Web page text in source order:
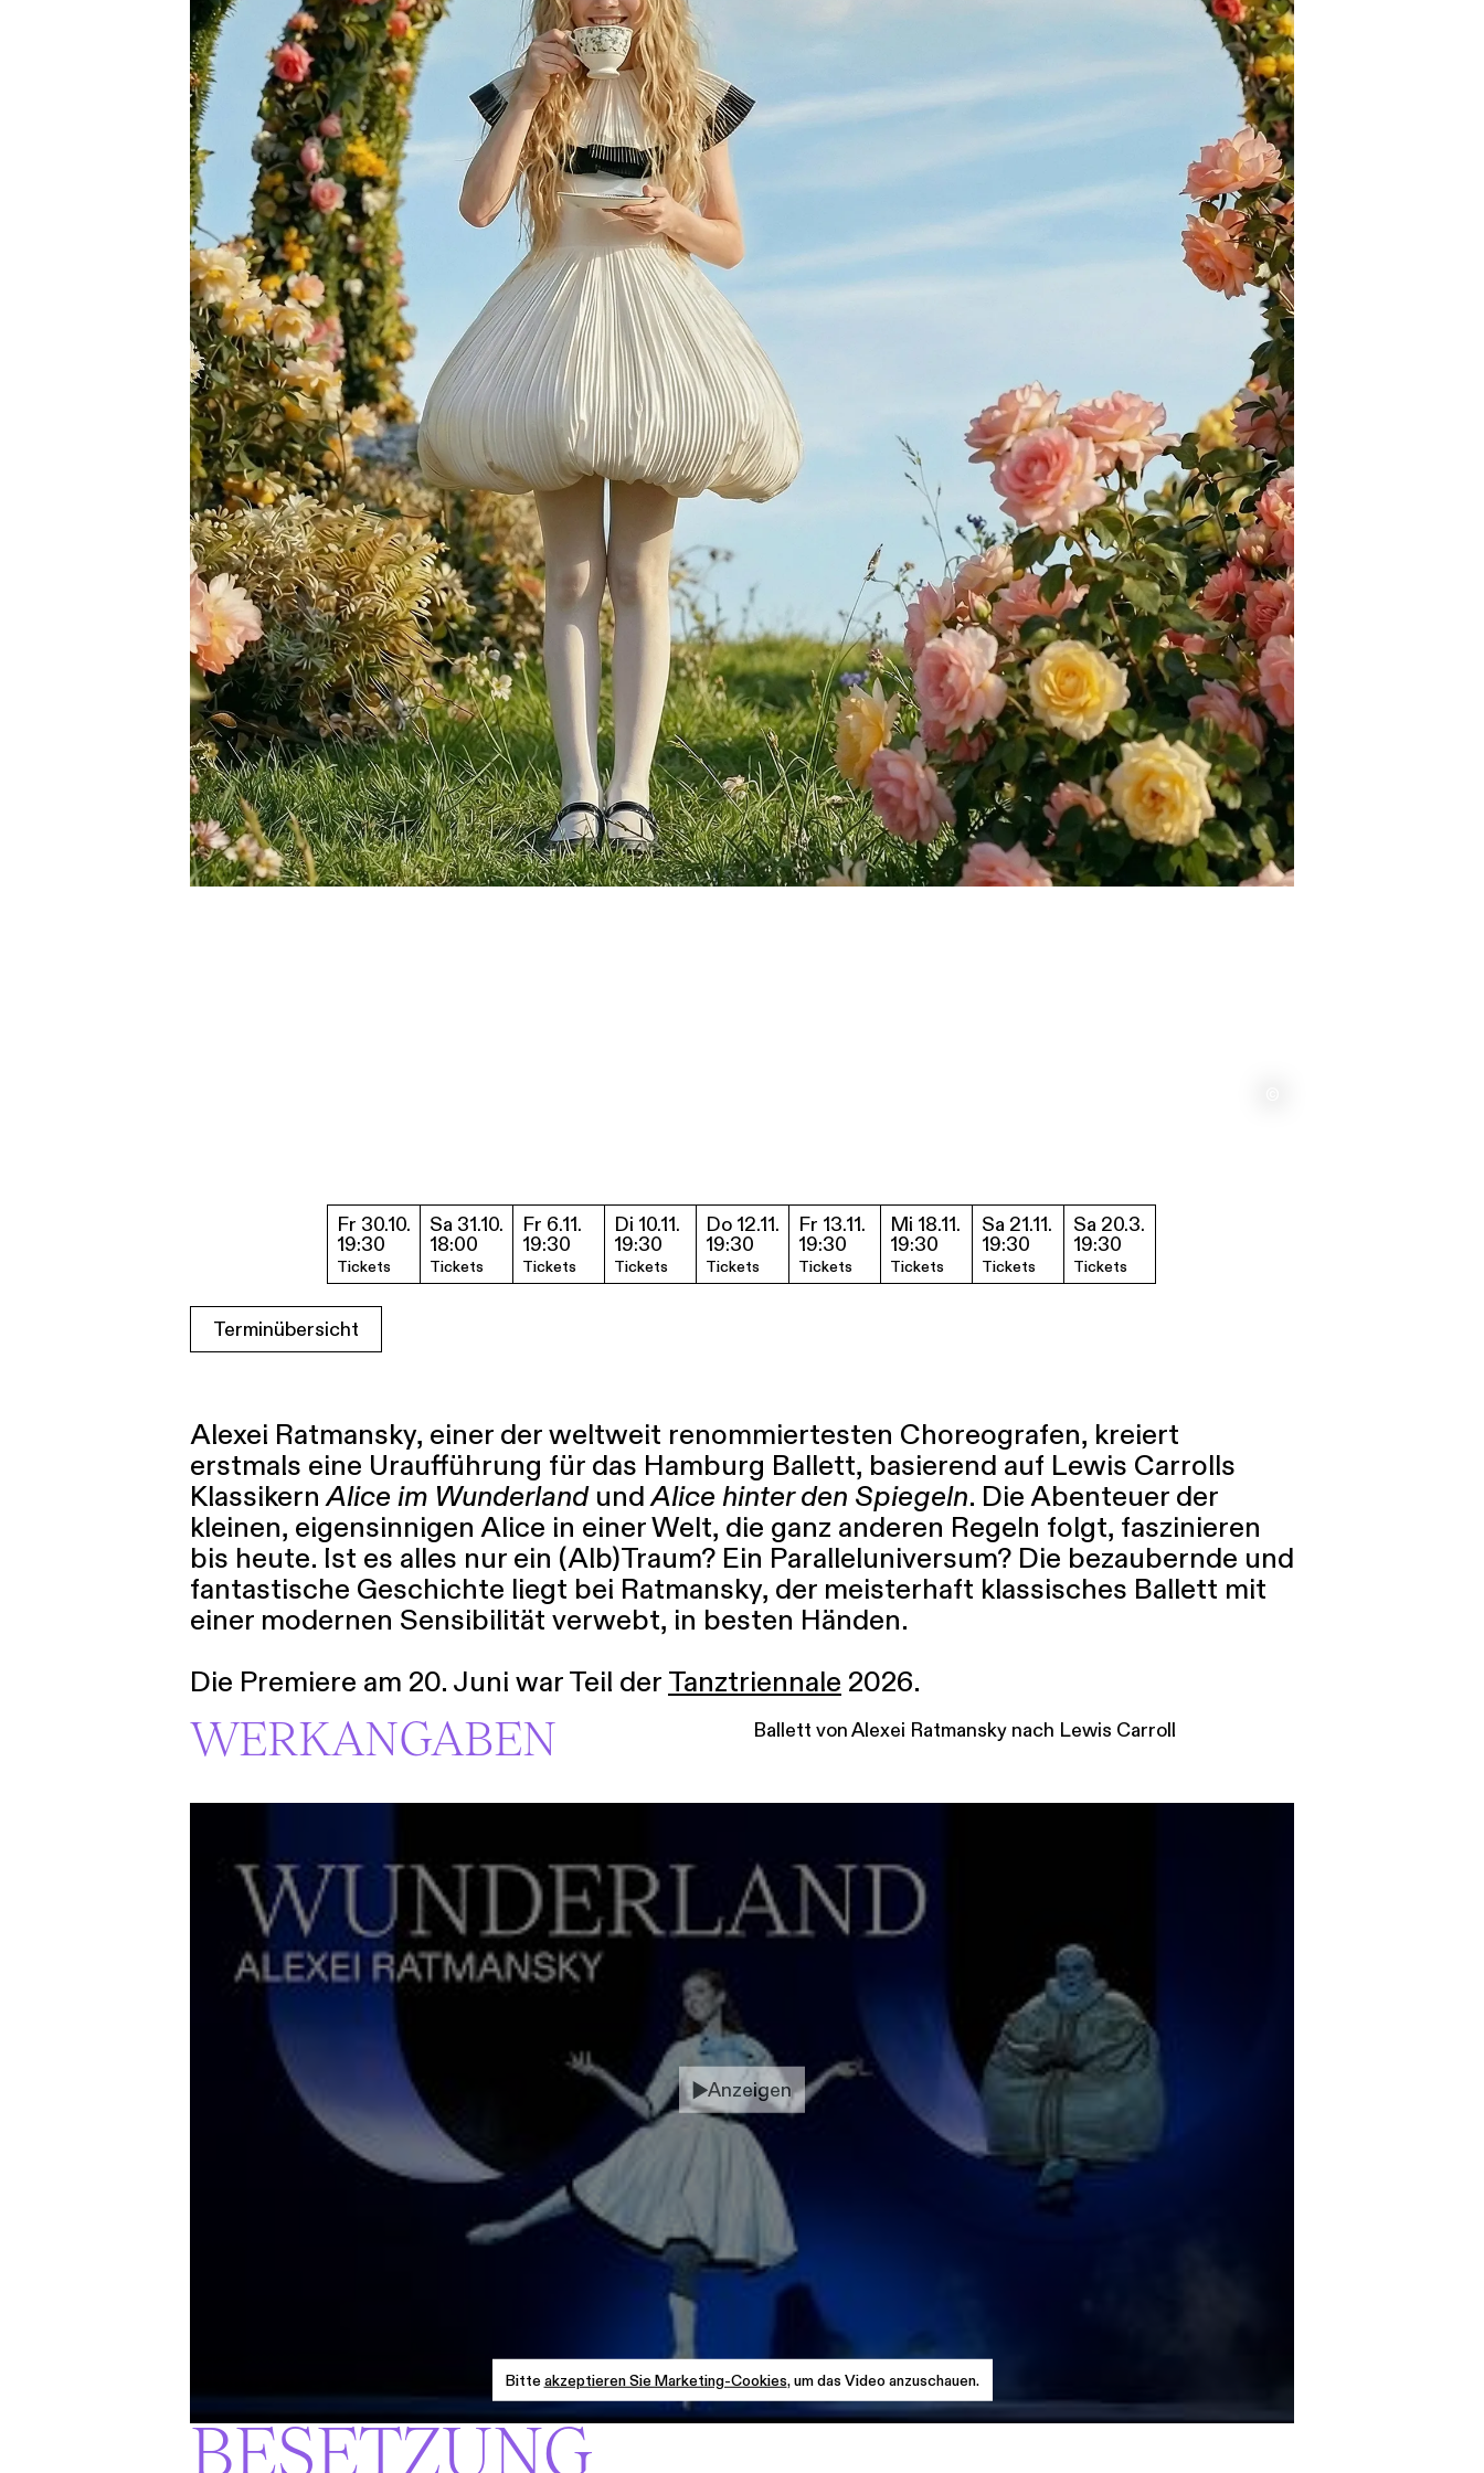
Termine & Tickets
Fr 30.10.
19:30
Tickets
Sa 31.10.
18:00
Tickets
Fr 6.11.
19:30
Tickets
Di 10.11.
19:30
Tickets
Do 12.11.
19:30
Tickets
Fr 13.11.
19:30
Tickets
Mi 18.11.
19:30
Tickets
Sa 21.11.
19:30
Tickets
Sa 20.3.
19:30
Tickets
Terminübersicht
Alexei Ratmansky, einer der weltweit renommiertesten Choreografen, kreiert
erstmals eine Uraufführung für das Hamburg Ballett, basierend auf Lewis Carrolls
KlassikernAlice im WunderlandundAlice hinter den Spiegeln. Die Abenteuer der
kleinen, eigensinnigen Alice in einer Welt, die ganz anderen Regeln folgt, faszinieren
bis heute. Ist es alles nur ein (Alb)Traum? Ein Paralleluniversum? Die bezaubernde und
fantastische Geschichte liegt bei Ratmansky, der meisterhaft klassisches Ballett mit
einer modernen Sensibilität verwebt, in besten Händen.
Die Premiere am 20. Juni war Teil der Tanztriennale 2026.
WERKANGABEN Ballett von Alexei Ratmansky nach Lewis Carroll
Anzeigen
Bitteakzeptieren Sie Marketing-Cookies, um das Video anzuschauen.
BESETZUNG